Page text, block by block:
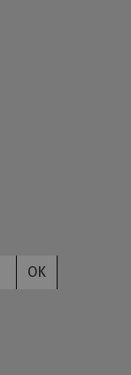
OK